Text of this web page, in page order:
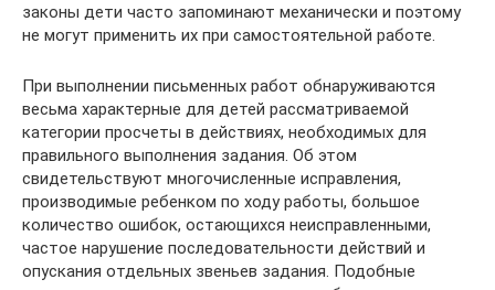
законы дети часто запоминают механически и поэтому
не могут применить их при самостоятельной работе.
При выполнении письменных работ обнаруживаются
весьма характерные для детей рассматриваемой
категории просчеты в действиях, необходимых для
правильного выполнения задания. Об этом
свидетельствуют многочисленные исправления,
производимые ребенком по ходу работы, большое
количество ошибок, остающихся неисправленными,
частое нарушение последовательности действий и
опускания отдельных звеньев задания. Подобные